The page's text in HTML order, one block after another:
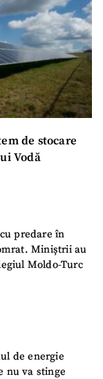
de stocare
Vodă
predare în
Miniștrii au
Moldo-Turc
de energie
nu va stinge